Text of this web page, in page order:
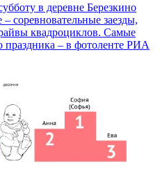
в деревне Березкино
соревновательные заезды,
квадроциклов. Самые
праздника – в фотоленте РИА